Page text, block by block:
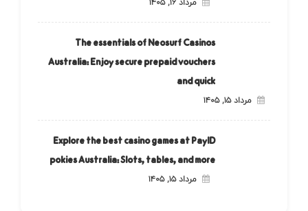
The essentials of Neosurf Casinos
Australia: Enjoy secure prepaid vouchers
and quick
مرداد ۱۵, ۱۴۰۵
Explore the best casino games at PayID
pokies Australia: Slots, tables, and more
مرداد ۱۵, ۱۴۰۵